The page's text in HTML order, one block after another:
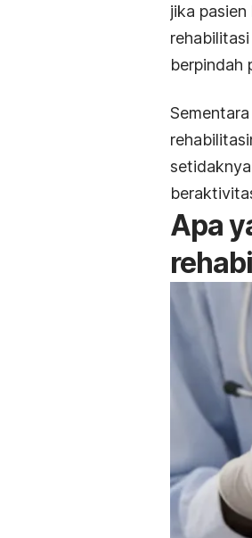
jika
berpindah
setidaknya
Apa